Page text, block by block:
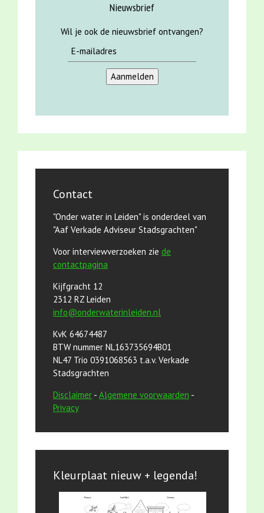
Nieuwsbrief
Wil je ook de nieuwsbrief ontvangen?
Contact
"Onder water in Leiden" is onderdeel van
"Aaf Verkade Adviseur Stadsgrachten"
Voor interviewverzoeken zie de
contactpagina
Kijfgracht 12
2312 RZ Leiden
info@onderwaterinleiden.nl
KvK 64674487
BTW nummer NL163735694B01
NL47 Trio 0391068563 t.a.v. Verkade
Stadsgrachten
Disclaimer - Algemene voorwaarden -
Privacy
Kleurplaat nieuw + legenda!